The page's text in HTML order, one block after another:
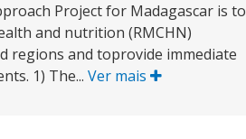
Project for Madagascar is to
and nutrition (RMCHN)
regions and toprovide immediate
1) The... Ver mais